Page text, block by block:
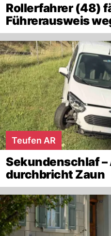
Rollerfahrer (48)
Führerausweis
Teufen AR
Sekundenschlaf
durchbricht Zaun